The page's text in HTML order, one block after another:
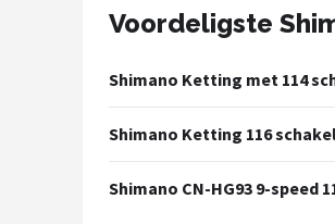
Elektrische fietsen
Voordeligste
Shimano Ketting met 114
Shimano Ketting 116
Shimano CN-HG93 9-speed